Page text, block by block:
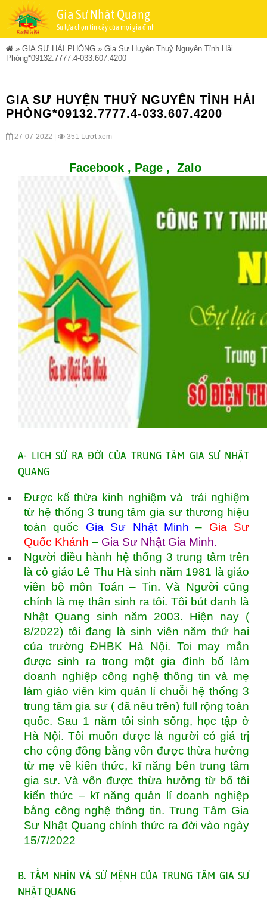
Gia Sư Nhật Quang
Sự lựa chọn tin cậy của mọi gia đình
» GIA SƯ HẢI PHÒNG » Gia Sư Huyện Thuỷ Nguyên Tỉnh Hải
Phòng*09132.7777.4-033.607.4200
GIA SƯ HUYỆN THUỶ NGUYÊN TỈNH HẢI
PHÒNG*09132.7777.4-033.607.4200
27-07-2022 | 351 Lượt xem
Facebook , Page , Zalo
A- LỊCH SỬ RA ĐỜI CỦA TRUNG TÂM GIA SƯ NHẬT
QUANG
Được kế thừa kinh nghiệm và trải nghiệm
từ hệ thống 3 trung tâm gia sư thương hiệu
toàn quốc Gia Sư Nhật Minh –
Gia Sư
Quốc Khánh – Gia Sư Nhật Gia Minh.
Người điều hành hệ thống 3 trung tâm trên
là cô giáo Lê Thu Hà sinh năm 1981 là giáo
viên bộ môn Toán – Tin. Và Người cũng
chính là mẹ thân sinh ra tôi. Tôi bút danh là
Nhật Quang sinh năm 2003. Hiện nay (
8/2022) tôi đang là sinh viên năm thứ hai
của trường ĐHBK Hà Nội. Toi may mắn
được sinh ra trong một gia đình bố làm
doanh nghiệp công nghệ thông tin và mẹ
làm giáo viên kim quản lí chuỗi hệ thống 3
trung tâm gia sư ( đã nêu trên) full rộng toàn
quốc. Sau 1 năm tôi sinh sống, học tập ở
Hà Nội. Tôi muốn được là người có giá trị
cho cộng đồng bằng vốn được thừa hưởng
từ mẹ về kiến thức, kĩ năng bên trung tâm
gia sư. Và vốn được thừa hưởng từ bố tôi
kiến thức – kĩ năng quản lí doanh nghiệp
bằng công nghệ thông tin. Trung Tâm Gia
Sư Nhật Quang chính thức ra đời vào ngày
15/7/2022
B. TẦM NHÌN VÀ SỨ MỆNH CỦA TRUNG TÂM GIA SƯ
NHẬT QUANG